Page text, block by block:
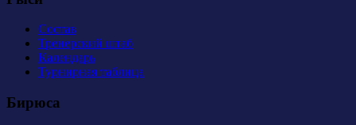
Состав
Тренерский штаб
Календарь
Турнирная таблица
Бирюса